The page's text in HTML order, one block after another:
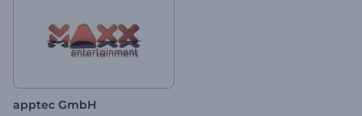
apptec GmbH